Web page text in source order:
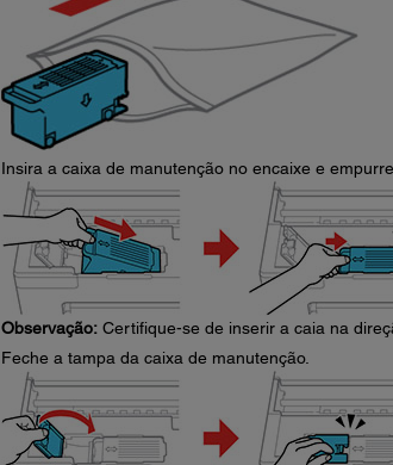
Insira a caixa de manutenção no encaixe e
Observação:Certifique-se de inserir a caia na
Feche a tampa da caixa de manutenção.